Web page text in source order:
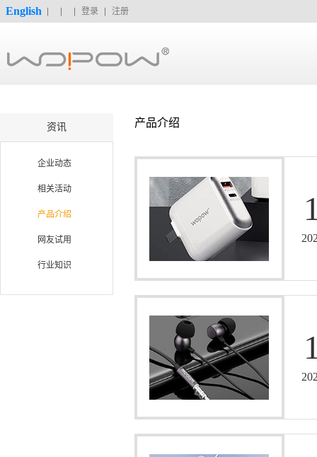
English 登录 注册
资讯
企业动态
相关活动
产品介绍
网友试用
行业知识
产品介绍